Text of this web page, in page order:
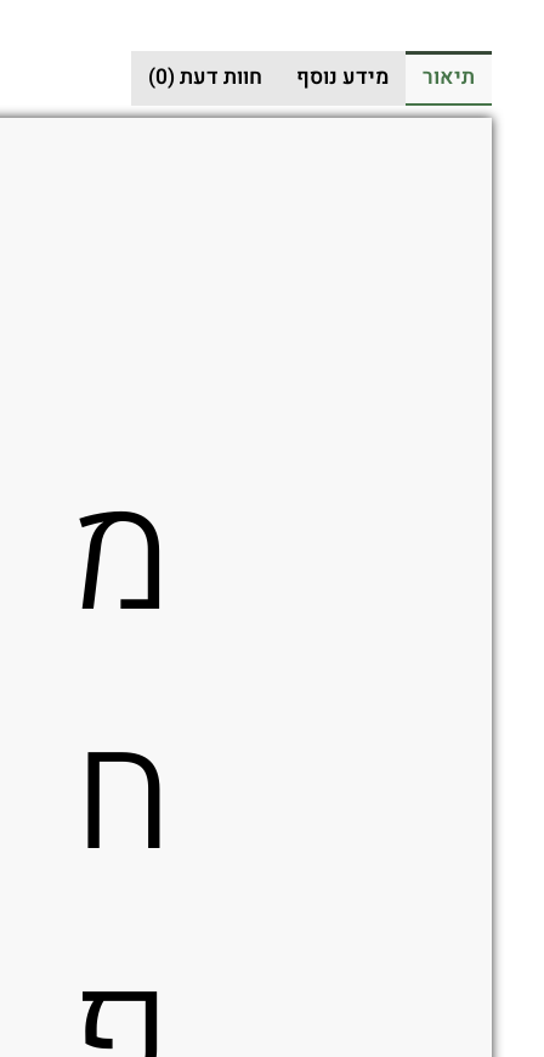
חום
/
שחור
תיאור מידע נוסף חוות דעת (0)
מ
ח